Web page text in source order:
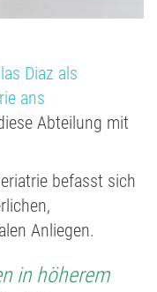
Diaz als
ans
Abteilung mit
befasst sich
Anliegen.
in höherem